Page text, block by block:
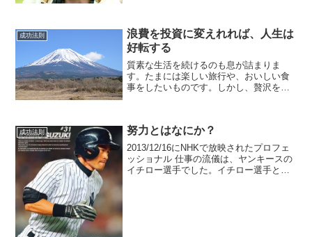
ました。
成功法則
浪費を投資に変えれれば、人生は
好転する
質素な生活を続けるのも息が詰まりま
す。たまには楽しい旅行や、おいしい食
事をしたいものです。しかし、贅沢をし
を投資に変えていくのです。
成功法則 努力とはなにか？
2013/12/16にNHKで放映されたプロフェ
ッショナル 仕事の流儀は、ヤンキースの
イチロー選手でした。イチロー選手とい